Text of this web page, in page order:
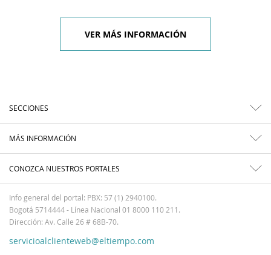
VER MÁS INFORMACIÓN
SECCIONES
MÁS INFORMACIÓN
CONOZCA NUESTROS PORTALES
Info general del portal: PBX: 57 (1) 2940100.
Bogotá 5714444 - Línea Nacional 01 8000 110 211.
Dirección: Av. Calle 26 # 68B-70.
servicioalclienteweb@eltiempo.com